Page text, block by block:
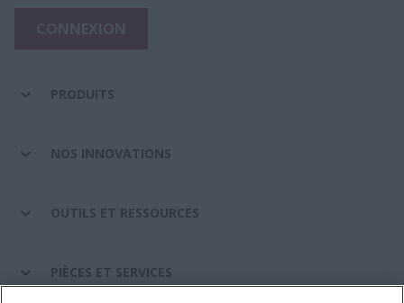
PRODUITS
NOS INNOVATIONS
OUTILS ET RESSOURCES
PIÈCES ET SERVICES